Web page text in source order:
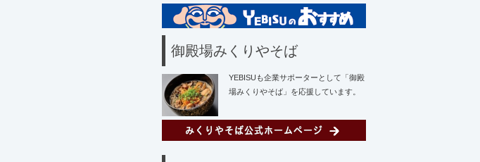
御殿場みくりやそば
YEBISUも企業サポーターとして「御殿
場みくりやそば」を応援しています。